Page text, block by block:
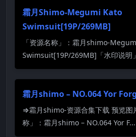
霜月Shimo-Megumi Kato
Swimsuit[19P/269MB]
「资源名称」：霜月shimo-
Swimsuit[19P/269MB]「水印说明
霜月shimo – NO.064 Yor
⇒霜月shimo-资源合集下载 预览图
称」：霜月shimo – NO.064 Yor F...